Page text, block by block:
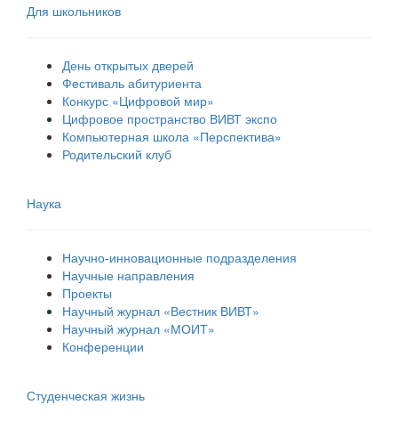
Для школьников
День открытых дверей
Фестиваль абитуриента
Конкурс «Цифровой мир»
Цифровое пространство ВИВТ экспо
Компьютерная школа «Перспектива»
Родительский клуб
Наука
Научно-инновационные подразделения
Научные направления
Проекты
Научный журнал «Вестник ВИВТ»
Научный журнал «МОИТ»
Конференции
Студенческая жизнь